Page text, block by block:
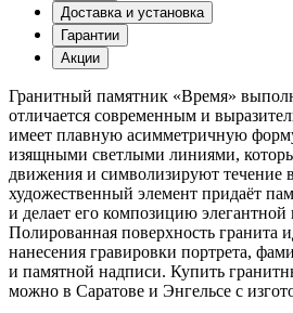
Доставка и установка
Гарантии
Акции
Гранитный памятник «Время»
отличается современным и
имеет плавную асимметричную
изящными светлыми линиями,
движения и символизируют течение
художественный элемент придаёт
и делает его композицию
Полированная поверхность гранита
нанесения гравировки портрета,
и памятной надписи. Купить
можно в Саратове и Энгельсе с